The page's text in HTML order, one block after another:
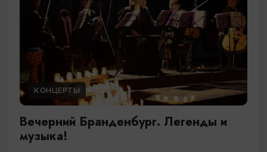
КОНЦЕРТЫ
Вечерний Бранденбург. Легенды и
музыка!